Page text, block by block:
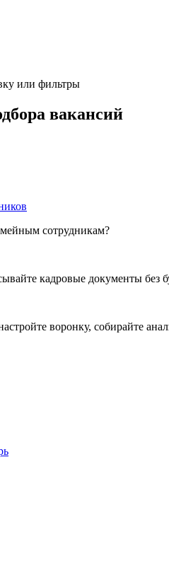
или фильтры
вакансий
сотрудникам?
кадровые документы без
воронку, собирайте